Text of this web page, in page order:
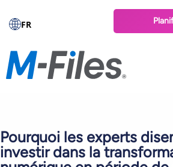
FR
Pourquoi les experts
investir dans la